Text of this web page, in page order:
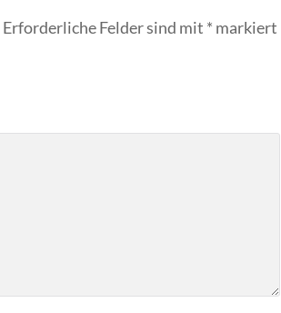
Erforderliche Felder sind mit * markiert